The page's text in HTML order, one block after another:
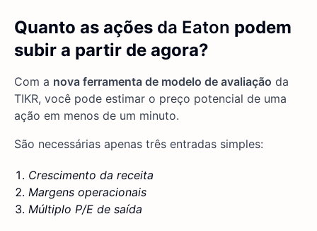
Quanto as ações da Eaton podem
subir a partir de agora?
Com a nova ferramenta de modelo de avaliação da
TIKR, você pode estimar o preço potencial de uma
ação em menos de um minuto.
São necessárias apenas três entradas simples:
Crescimento da receita
Margens operacionais
Múltiplo P/E de saída